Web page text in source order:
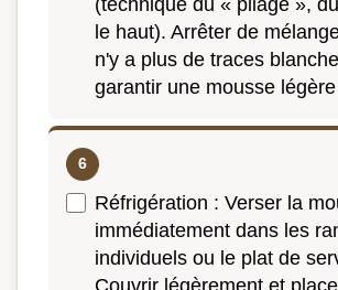
(technique du « pliage »,
le haut). Arrêter de
n'y a plus de traces
garantir une mousse
Réfrigération : Verser la
immédiatement dans les
individuels ou le plat de
Couvrir légèrement et